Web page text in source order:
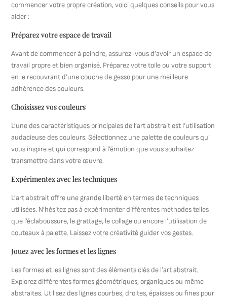
commencer votre propre création, voici quelques conseils pour vous
aider :
Préparez votre espace de travail
Avant de commencer à peindre, assurez-vous d’avoir un espace de
travail propre et bien organisé. Préparez votre toile ou votre support
en le recouvrant d’une couche de gesso pour une meilleure
adhérence des couleurs.
Choisissez vos couleurs
L’une des caractéristiques principales de l’art abstrait est l’utilisation
audacieuse des couleurs. Sélectionnez une palette de couleurs qui
vous inspire et qui correspond à l’émotion que vous souhaitez
transmettre dans votre œuvre.
Expérimentez avec les techniques
L’art abstrait offre une grande liberté en termes de techniques
utilisées. N’hésitez pas à expérimenter différentes méthodes telles
que l’éclaboussure, le grattage, le collage ou encore l’utilisation de
couteaux à palette. Laissez votre créativité guider vos gestes.
Jouez avec les formes et les lignes
Les formes et les lignes sont des éléments clés de l’art abstrait.
Explorez différentes formes géométriques, organiques ou même
abstraites. Utilisez des lignes courbes, droites, épaisses ou fines pour